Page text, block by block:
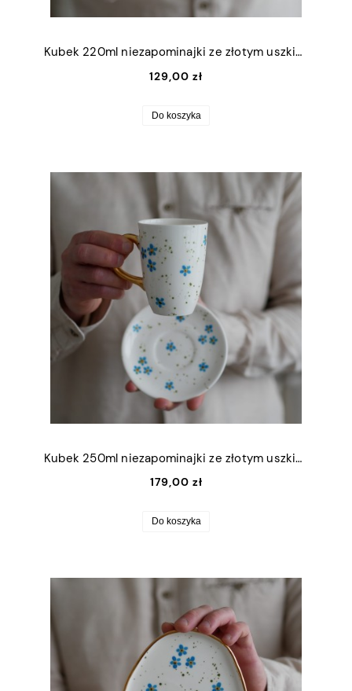
Kubek 220ml niezapominajki ze złotym uszkiem
129,00 zł
Do koszyka
Kubek 250ml niezapominajki ze złotym uszkiem + talerzyk 12,5cm
179,00 zł
Do koszyka